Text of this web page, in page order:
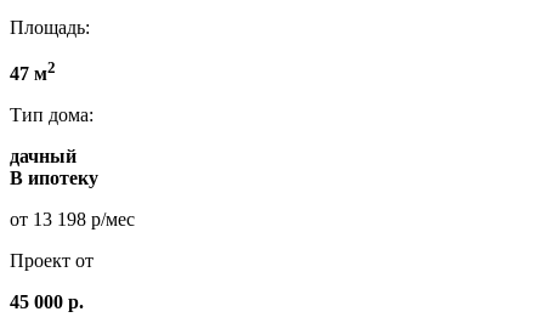
Площадь:
47 м2
Тип дома:
дачный
В ипотеку
от 13 198 р/мес
Проект от
45 000 р.